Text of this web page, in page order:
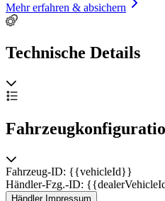
Mehr erfahren & absichern
Technische Details
Fahrzeug-ID: {{vehicleId}}
Händler-Fzg.-ID:
Händler Impressum